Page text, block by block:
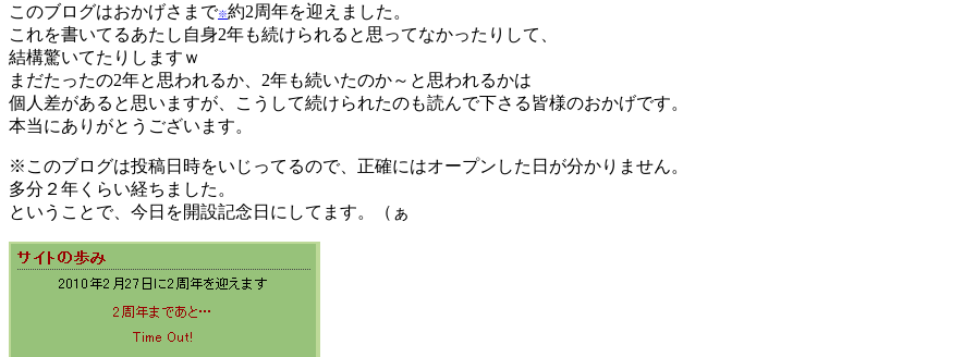
このブログはおかげさまで※約2周年を迎えました。
これを書いてるあたし自身2年も続けられると思ってなかったりして、
結構驚いてたりしますｗ
まだたったの2年と思われるか、2年も続いたのか～と思われるかは
個人差があると思いますが、こうして続けられたのも読んで下さる皆様のおかげです。
本当にありがとうございます。
※このブログは投稿日時をいじってるので、正確にはオープンした日が分かりません。
多分２年くらい経ちました。
ということで、今日を開設記念日にしてます。（ぁ